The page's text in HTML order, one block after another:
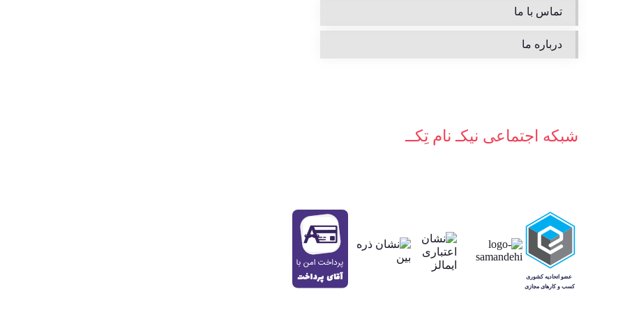
تماس با ما
درباره ما
شبکه‌ اجتماعی نیکـ نام تِکــ